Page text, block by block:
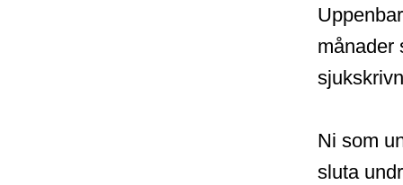
månader
Ni som
sluta